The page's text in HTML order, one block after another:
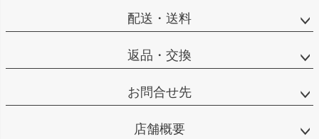
配送・送料
返品・交換
お問合せ先
店舗概要